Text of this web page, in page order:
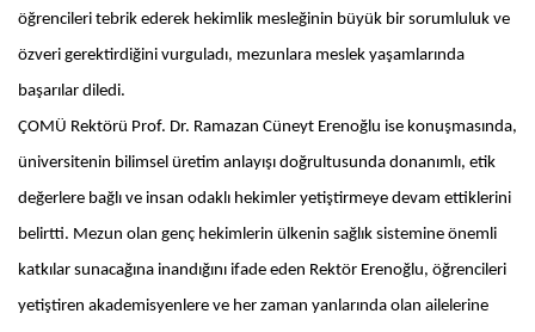
öğrencileri tebrik ederek hekimlik mesleğinin büyük bir sorumluluk ve
özveri gerektirdiğini vurguladı, mezunlara meslek yaşamlarında
başarılar diledi.
ÇOMÜ Rektörü Prof. Dr. Ramazan Cüneyt Erenoğlu ise konuşmasında,
üniversitenin bilimsel üretim anlayışı doğrultusunda donanımlı, etik
değerlere bağlı ve insan odaklı hekimler yetiştirmeye devam ettiklerini
belirtti. Mezun olan genç hekimlerin ülkenin sağlık sistemine önemli
katkılar sunacağına inandığını ifade eden Rektör Erenoğlu, öğrencileri
yetiştiren akademisyenlere ve her zaman yanlarında olan ailelerine